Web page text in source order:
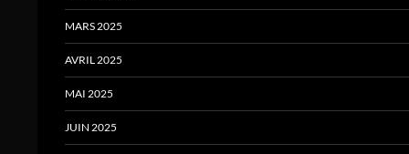
MARS 2025
AVRIL 2025
MAI 2025
JUIN 2025